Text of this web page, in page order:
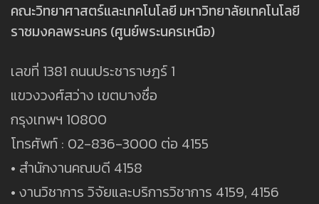
คณะวิทยาศาสตร์และเทคโนโลยี มหาวิทยาลัยเทคโนโลยี
ราชมงคลพระนคร (ศูนย์พระนครเหนือ)
เลขที่ 1381 ถนนประชาราษฎร์ 1
แขวงวงศ์สว่าง เขตบางซื่อ
กรุงเทพฯ 10800
โทรศัพท์ : 02-836-3000 ต่อ 4155
• สำนักงานคณบดี 4158
• งานวิชาการ วิจัยและบริการวิชาการ 4159, 4156